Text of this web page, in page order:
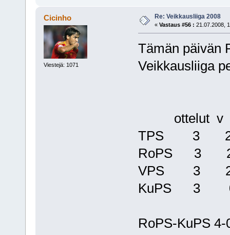
Cicinho
Viestejä: 1071
Re: Veikkausliiga 2008
« Vastaus #56 : 21.07.2008,
Tämän päivän
Veikkausliiga
ottelut v
TPS 3
RoPS
VPS 3
KuPS 3
RoPS-KuPS 4-